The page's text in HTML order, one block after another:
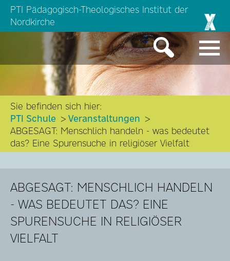
PTI Pädagogisch-Theologisches Institut der
Nordkirche
Sie befinden sich hier:
PTI Schule
Veranstaltungen
ABGESAGT: Menschlich handeln - was bedeutet
das? Eine Spurensuche in religiöser Vielfalt
ABGESAGT: MENSCHLICH HANDELN
- WAS BEDEUTET DAS? EINE
SPURENSUCHE IN RELIGIÖSER
VIELFALT